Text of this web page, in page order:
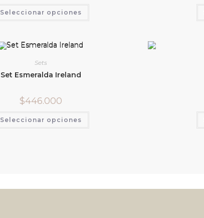
Seleccionar opciones
Sets
Set Esmeralda Ireland
$446.000
Seleccionar opciones